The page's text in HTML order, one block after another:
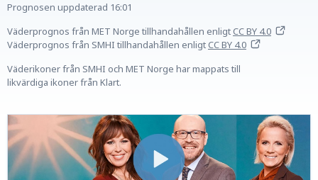
Prognosen uppdaterad 16:01
Väderprognos från MET Norge tillhandahållen enligtCC BY 4.0
Väderprognos från SMHI tillhandahållen enligtCC BY 4.0
Väderikoner från SMHI och MET Norge har mappats till
likvärdiga ikoner från Klart.